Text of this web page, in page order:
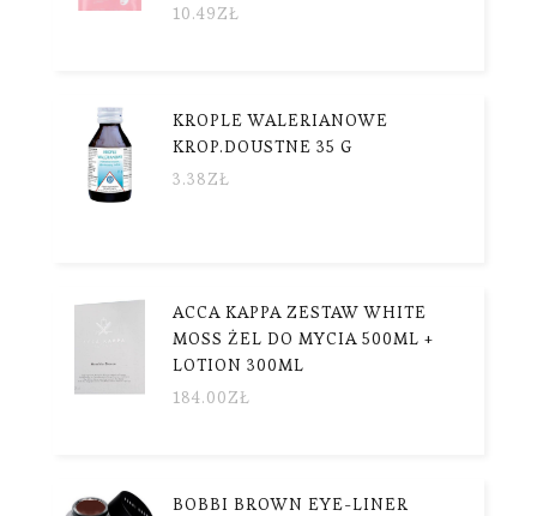
10.49ZŁ
KROPLE WALERIANOWE
KROP.DOUSTNE 35 G
3.38ZŁ
ACCA KAPPA ZESTAW WHITE
MOSS ŻEL DO MYCIA 500ML +
LOTION 300ML
184.00ZŁ
BOBBI BROWN EYE-LINER